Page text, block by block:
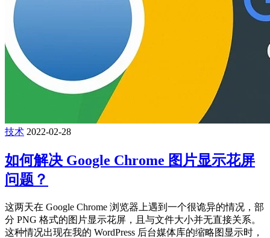
技术 2022-02-28
如何解决 Google Chrome 图片显示花屏
问题？
这两天在 Google Chrome 浏览器上遇到一个很诡异的情况，部
分 PNG 格式的图片显示花屏，且与文件大小并无直接关系。
这种情况出现在我的 WordPress 后台媒体库的缩略图显示时，